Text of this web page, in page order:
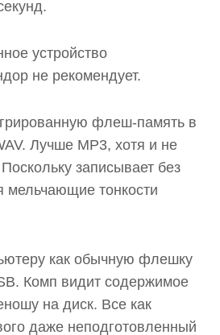
устройство
не рекомендует.
флеш-память в
Лучше MP3, хотя и не
записывает без
мельчающие тонкости
как обычную флешку
Комп видит содержимое
на диск. Все как
даже неподготовленный